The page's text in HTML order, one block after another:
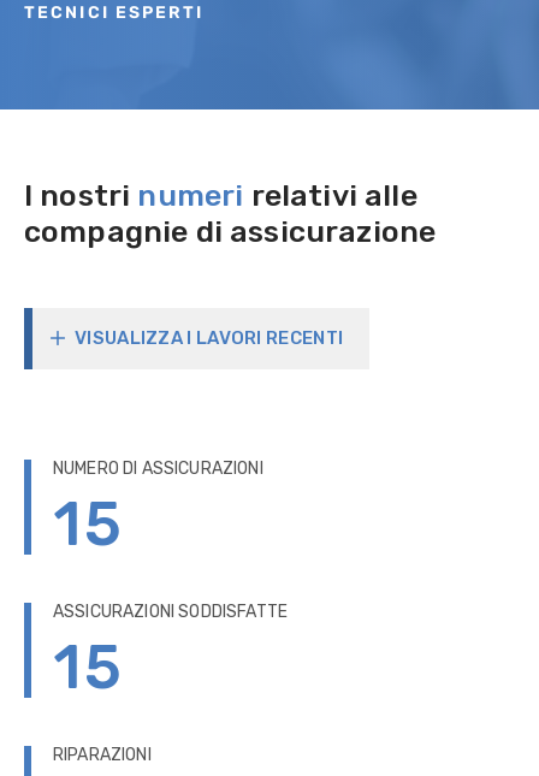
TECNICI ESPERTI
I nostri numeri relativi alle
compagnie di assicurazione
VISUALIZZA I LAVORI RECENTI
NUMERO DI ASSICURAZIONI
15
ASSICURAZIONI SODDISFATTE
15
RIPARAZIONI